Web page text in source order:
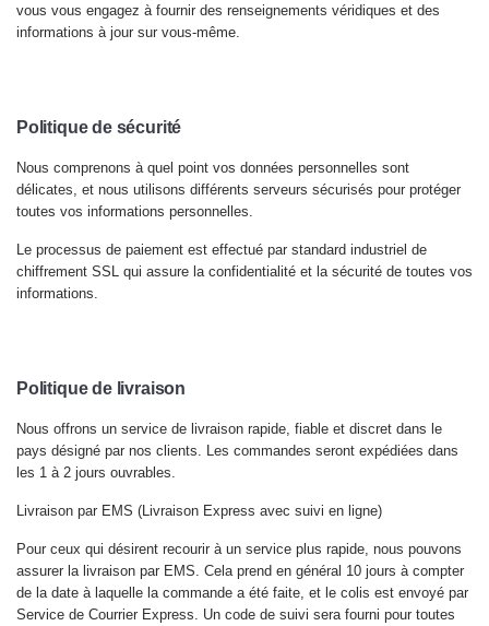
vous vous engagez à fournir des renseignements véridiques et des
informations à jour sur vous-même.
Politique de sécurité
Nous comprenons à quel point vos données personnelles sont
délicates, et nous utilisons différents serveurs sécurisés pour protéger
toutes vos informations personnelles.
Le processus de paiement est effectué par standard industriel de
chiffrement SSL qui assure la confidentialité et la sécurité de toutes vos
informations.
Politique de livraison
Nous offrons un service de livraison rapide, fiable et discret dans le
pays désigné par nos clients. Les commandes seront expédiées dans
les 1 à 2 jours ouvrables.
Livraison par EMS (Livraison Express avec suivi en ligne)
Pour ceux qui désirent recourir à un service plus rapide, nous pouvons
assurer la livraison par EMS. Cela prend en général 10 jours à compter
de la date à laquelle la commande a été faite, et le colis est envoyé par
Service de Courrier Express. Un code de suivi sera fourni pour toutes